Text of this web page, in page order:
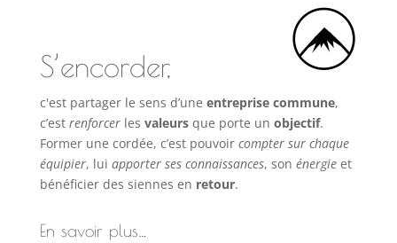
S’encorder,
c'est partager le sens d’une entreprise commune,
c’est renforcerles valeursque porte un objectif.
Former une cordée, c’est pouvoircompter sur chaque
équipier, lui apporter ses connaissances, son énergieet
bénéficier des siennes en retour.
En savoir plus…